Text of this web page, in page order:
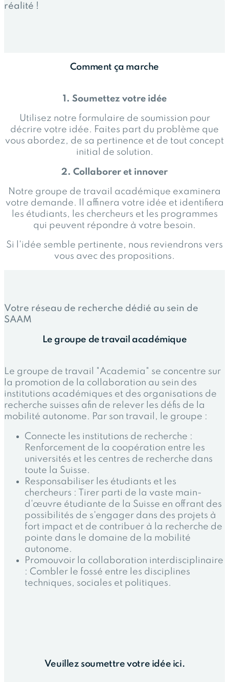
réalité !
Comment ça marche
1. Soumettez votre idée
Utilisez notre formulaire de soumission pour
décrire votre idée. Faites part du problème que
vous abordez, de sa pertinence et de tout concept
initial de solution.
2. Collaborer et innover
Notre groupe de travail académique examinera
votre demande. Il affinera votre idée et identifiera
les étudiants, les chercheurs et les programmes
qui peuvent répondre à votre besoin.
Si l'idée semble pertinente, nous reviendrons vers
vous avec des propositions.
Votre réseau de recherche dédié au sein de
SAAM
Le groupe de travail académique
Le groupe de travail "Academia" se concentre sur
la promotion de la collaboration au sein des
institutions académiques et des organisations de
recherche suisses afin de relever les défis de la
mobilité autonome. Par son travail, le groupe :
Connecte les institutions de recherche :
Renforcement de la coopération entre les
universités et les centres de recherche dans
toute la Suisse.
Responsabiliser les étudiants et les
chercheurs : Tirer parti de la vaste main-
d'œuvre étudiante de la Suisse en offrant des
possibilités de s'engager dans des projets à
fort impact et de contribuer à la recherche de
pointe dans le domaine de la mobilité
autonome.
Promouvoir la collaboration interdisciplinaire
: Combler le fossé entre les disciplines
techniques, sociales et politiques.
Veuillez soumettre votre idée ici.